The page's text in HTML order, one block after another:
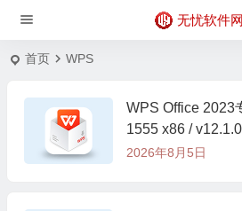
无忧软件网
首页 WPS
WPS Office 2023
1555 x86 /
版(08.05)
2026年8月5日